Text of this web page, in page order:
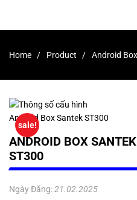
Home Product Android
sale!
ANDROID BOX SANTEK
ST300
Ngày Đăng: 21.02.2025